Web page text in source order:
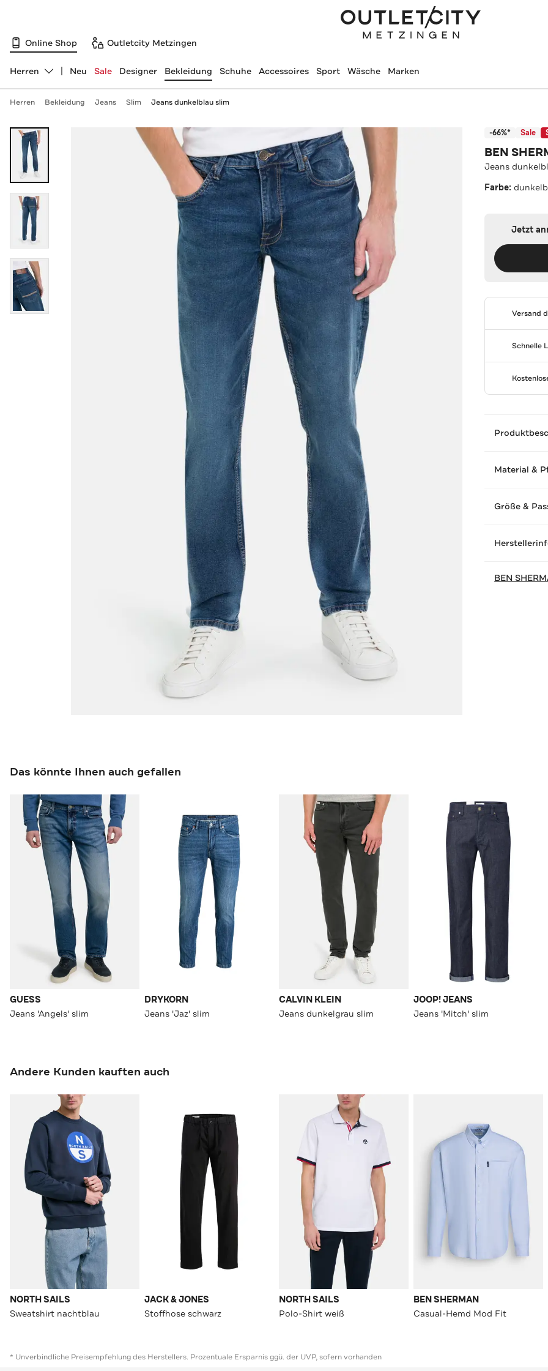
Online Shop Outletcity Metzingen
Abteilung ändern, ausgewählt:
Herren Neu Sale Designer Bekleidung Schuhe Accessoires Sport Wäsche Marken
Herren Bekleidung Jeans Slim Jeans dunkelblau slim
-66%* Sale
BEN
Jeans
Farbe:
Jetzt
Versand
Schnelle
Material &
Größe &
BEN
Das könnte Ihnen auch gefallen
GUESS
Jeans 'Angels' slim
DRYKORN
Jeans 'Jaz' slim
CALVIN KLEIN
Jeans dunkelgrau slim
JOOP! JEANS
Jeans 'Mitch' slim
Andere Kunden kauften auch
NORTH SAILS
Sweatshirt nachtblau
JACK & JONES
Stoffhose schwarz
NORTH SAILS
Polo-Shirt weiß
BEN SHERMAN
Casual-Hemd Mod Fit
* Unverbindliche Preisempfehlung des Herstellers. Prozentuale Ersparnis ggü. der UVP, sofern vorhanden